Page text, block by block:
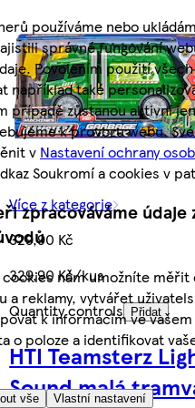
používáme nebo
správné fungování
Povolením použití
například také
případě zůstanou aktivní
k provozu webu.
v Nastavení ochrany
Soukromí a cookies v
zpracováváme údaje
nám umožníte
a reklamy, vytvářet
k informacím ve
o poloze a identifikovat
vše Vlastní nastavení
Více z kategorie
329,90 Kč
329,90 Kč/kus
Quantity controls
Přidat
HTI Teamsterz
Sound malá